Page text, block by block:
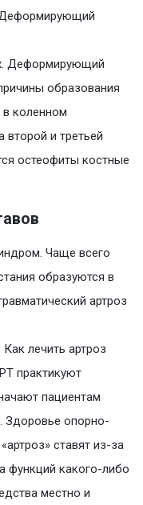
Деформирующий
Деформирующий
образования
коленном
второй и третьей
остеофиты костные
Чаще всего
образуются в
артроз
лечить артроз
практикуют
пациентам
Здоровье опорно-
ставят из-за
функций какого-либо
местно и